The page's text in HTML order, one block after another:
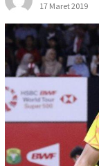
17 Maret 2019